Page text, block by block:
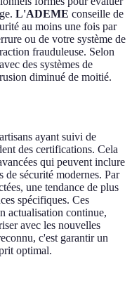
L'ADEME conseille de
au moins une fois par
ou de votre système de
frauduleuse. Selon
des systèmes de
diminué de moitié.
ayant suivi de
des certifications. Cela
qui peuvent inclure
sécurité modernes. Par
une tendance de plus
spécifiques. Ces
actualisation continue,
avec les nouvelles
c'est garantir un
optimal.